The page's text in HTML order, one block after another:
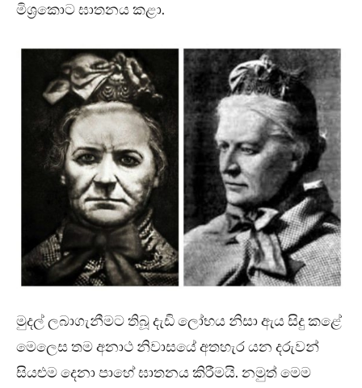
මිශ්‍රකොට ඝාතනය කළා.
මුදල් ලබාගැනීමට තිබූ දැඩි ලෝභය නිසා ඇය සිදු කළේ
මෙලෙස තම අනාථ නිවාසයේ අතහැර යන දරුවන්
සියළුම දෙනා පාහේ ඝාතනය කිරීමයි. නමුත් මෙම